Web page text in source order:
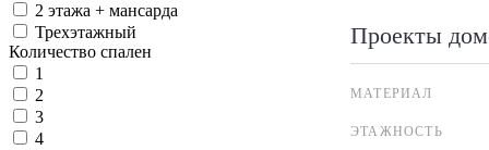
Проекты
МАТЕРИАЛ
ЭТАЖНОСТЬ
2 этажа + мансарда
Трехэтажный
Количество спален
1
2
3
4